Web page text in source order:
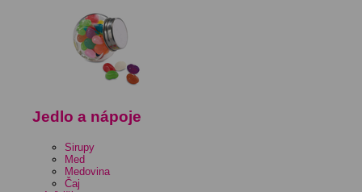
Jedlo a nápoje
Sirupy
Med
Medovina
Čaj